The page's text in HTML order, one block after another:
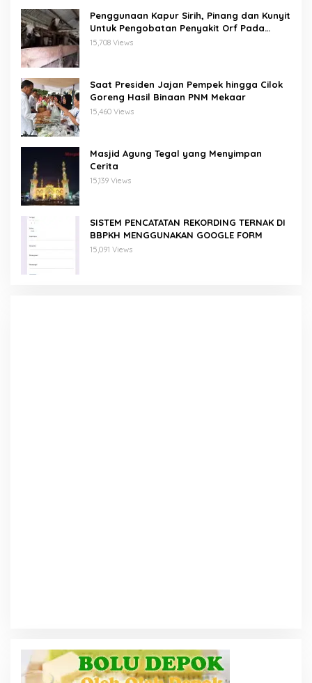
Penggunaan Kapur Sirih, Pinang dan Kunyit
Untuk Pengobatan Penyakit Orf Pada
Domba/Kambing
15,708 Views
Saat Presiden Jajan Pempek hingga Cilok
Goreng Hasil Binaan PNM Mekaar
15,460 Views
Masjid Agung Tegal yang Menyimpan
Cerita
15,139 Views
SISTEM PENCATATAN REKORDING TERNAK DI
BBPKH MENGGUNAKAN GOOGLE FORM
15,091 Views